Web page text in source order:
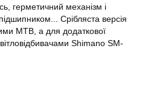
герметичний механізм і
Срібляста версія
MTB, а для додаткової
Shimano SM-